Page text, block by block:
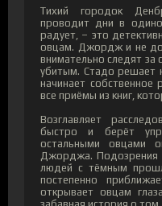
Тихий городок
проводит дни в
радует, – это
овцам. Джордж и не
внимательно следят
убитым. Стадо решает
начинает собственное
все приёмы из книг,
Возглавляет
быстро и берёт
остальными овцами
Джорджа. Подозрения
людей с тёмным
постепенно
открывает овцам